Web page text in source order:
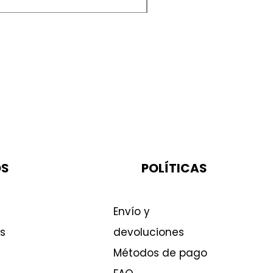
POLÍTICAS
Envío y
devoluciones
Métodos de pago